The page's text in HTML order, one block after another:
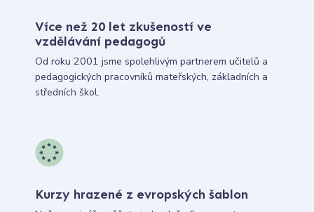
Více než 20 let zkušeností ve
vzdělávání pedagogů
Od roku 2001 jsme spolehlivým partnerem učitelů a
pedagogických pracovníků mateřských, základních a
středních škol.
Kurzy hrazené z evropských šablon